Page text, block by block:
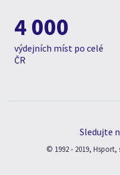
4 000
výdejních míst po celé
ČR
Sledujte
© 1992 - 2019, Hsport,